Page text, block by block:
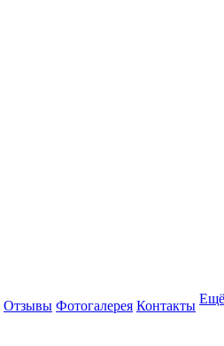
Отзывы Фотогалерея Контакты Ещё